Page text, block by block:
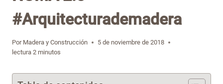
#Arquitecturademadera
Por Madera y Construcción
5 de noviembre de 2018
lectura 2 minutos